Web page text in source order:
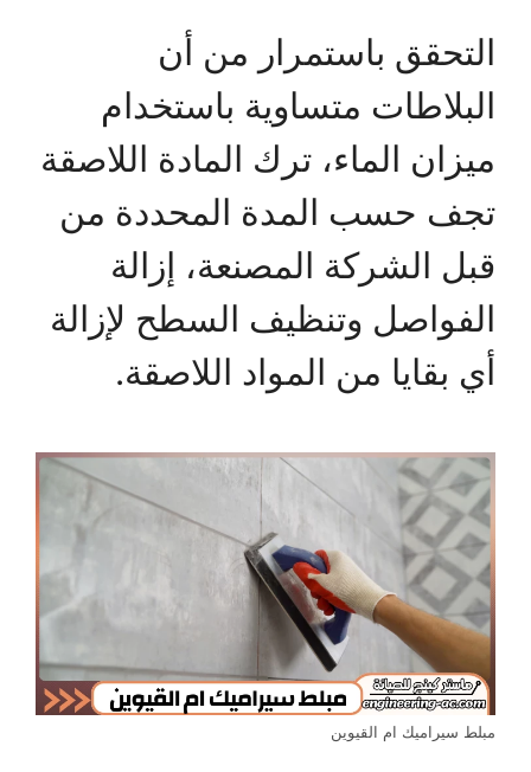
التحقق باستمرار من أن
البلاطات متساوية باستخدام
ميزان الماء، ترك المادة اللاصقة
تجف حسب المدة المحددة من
قبل الشركة المصنعة، إزالة
الفواصل وتنظيف السطح لإزالة
أي بقايا من المواد اللاصقة.
مبلط سيراميك ام القيوين